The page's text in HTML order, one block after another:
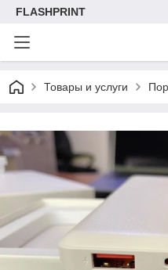
FLASHPRINT
Товары и услуги